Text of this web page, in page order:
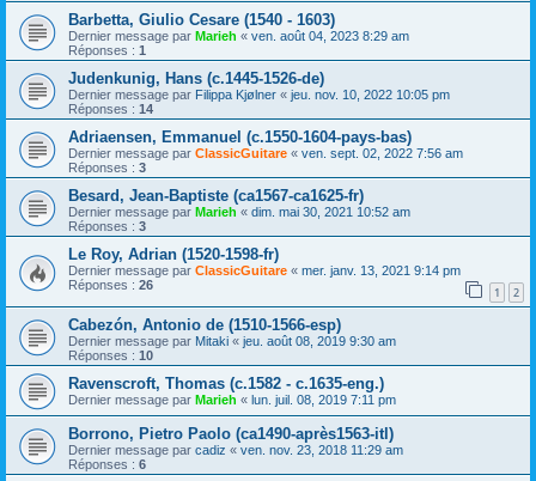
Barbetta, Giulio Cesare (1540 - 1603)
Dernier message par Marieh « ven. août 04, 2023 8:29 am
Réponses : 1
Judenkunig, Hans (c.1445-1526-de)
Dernier message par Filippa Kjølner « jeu. nov. 10, 2022 10:05 pm
Réponses : 14
Adriaensen, Emmanuel (c.1550-1604-pays-bas)
Dernier message par ClassicGuitare « ven. sept. 02, 2022 7:56 am
Réponses : 3
Besard, Jean-Baptiste (ca1567-ca1625-fr)
Dernier message par Marieh « dim. mai 30, 2021 10:52 am
Réponses : 3
Le Roy, Adrian (1520-1598-fr)
Dernier message par ClassicGuitare « mer. janv. 13, 2021 9:14 pm
Réponses : 26 1 2
Cabezón, Antonio de (1510-1566-esp)
Dernier message par Mitaki « jeu. août 08, 2019 9:30 am
Réponses : 10
Ravenscroft, Thomas (c.1582 - c.1635-eng.)
Dernier message par Marieh « lun. juil. 08, 2019 7:11 pm
Borrono, Pietro Paolo (ca1490-après1563-itl)
Dernier message par cadiz « ven. nov. 23, 2018 11:29 am
Réponses : 6